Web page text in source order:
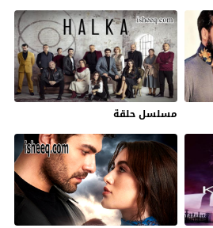
مسلسل حلقة